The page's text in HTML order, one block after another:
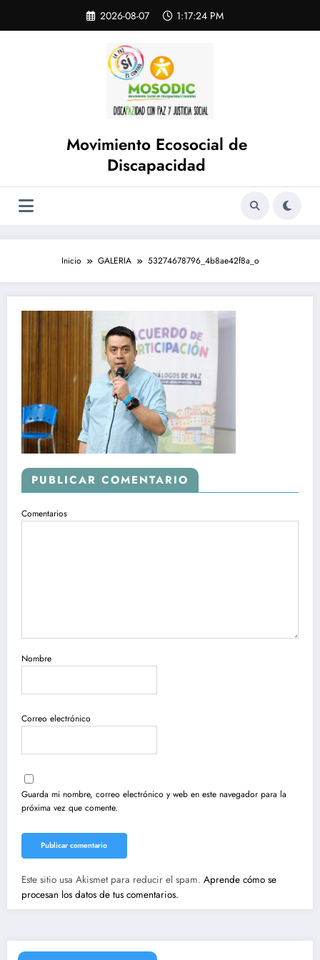
contenido
2026-08-07 1:17:24 PM
Movimiento Ecosocial de
Discapacidad
Inicio GALERIA 53274678796_4b8ae42f8a_o
PUBLICAR COMENTARIO
Comentarios
Nombre
Correo electrónico
Guarda mi nombre, correo electrónico y web en este navegador para la
próxima vez que comente.
Este sitio usa Akismet para reducir el spam. Aprende cómo se
procesan los datos de tus comentarios.